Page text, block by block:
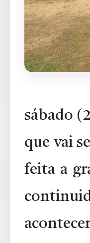
sábado
que vai
feita a